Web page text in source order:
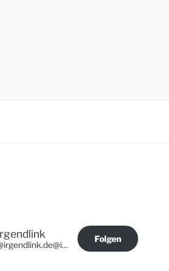
@irgendlink.de@irgendlink.de
Folgen